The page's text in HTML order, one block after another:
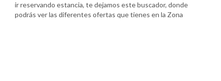
ir reservando estancia, te dejamos este buscador, donde
podrás ver las diferentes ofertas que tienes en la Zona